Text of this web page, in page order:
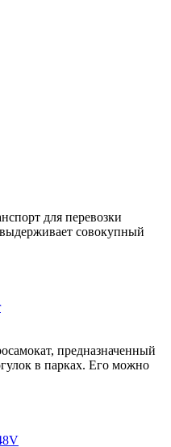
для перевозки
совокупный
предназначенный
в парках. Его можно